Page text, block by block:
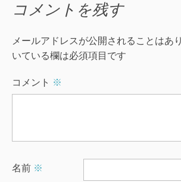
ビ
ー
ョ
コメントを残す
メールアドレスが公開されることはあ
いている欄は必須項目です
コメント ※
名前 ※